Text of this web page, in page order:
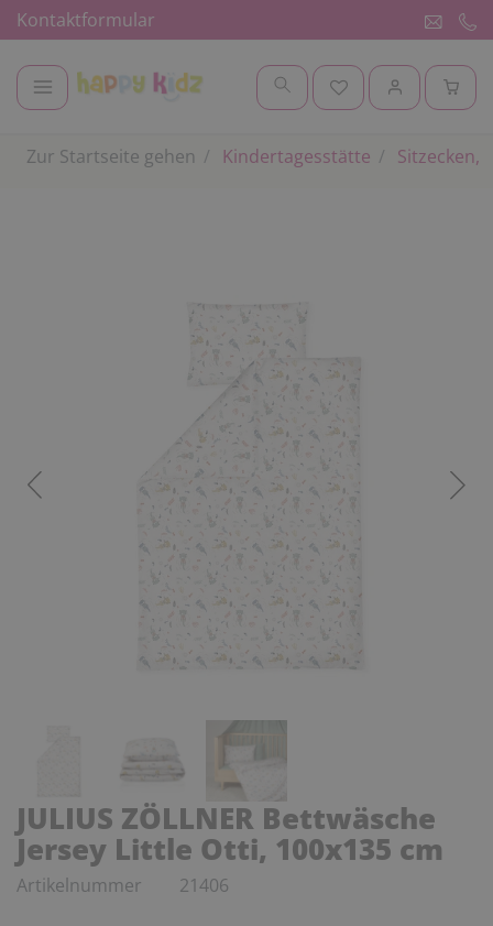
Kontaktformular
Zur Startseite gehen Kindertagesstätte Sitzecken,
JULIUS ZÖLLNER Bettwäsche
Jersey Little Otti, 100x135 cm
Artikelnummer 21406